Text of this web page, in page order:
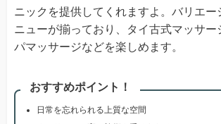
ニックを提供してくれますよ。バリエー
ニューが揃っており、タイ古式マッサー
パマッサージなどを楽しめます。
おすすめポイント！
日常を忘れられる上質な空間